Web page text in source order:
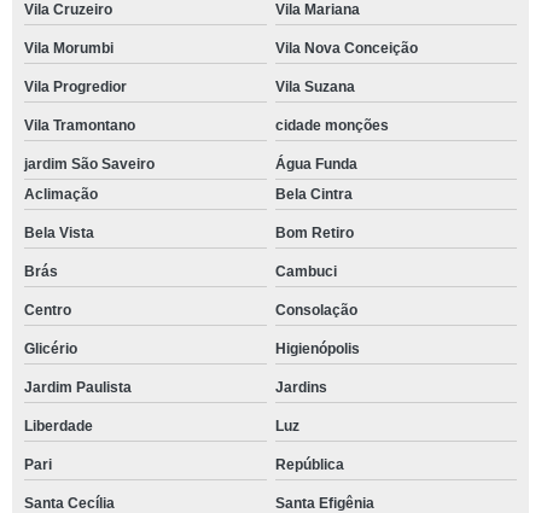
Vila Cruzeiro Vila Mariana
Vila Morumbi Vila Nova Conceição
Vila Progredior Vila Suzana
Vila Tramontano cidade monções
jardim São Saveiro
Água Funda
Aclimação
Bela Cintra
Bela Vista Bom Retiro
Brás Cambuci
Centro Consolação
Glicério Higienópolis
Jardim Paulista Jardins
Liberdade Luz
Pari República
Santa Cecília Santa Efigênia